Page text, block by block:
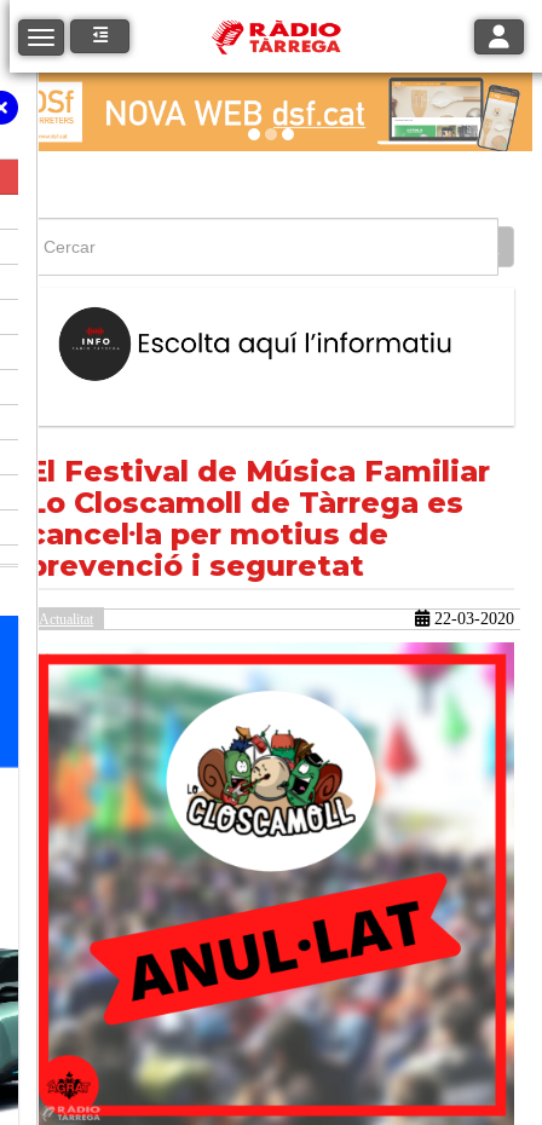
Toggle navigation
El Festival de Música Familiar
Lo Closcamoll de Tàrrega es
cancel·la per motius de
prevenció i seguretat
Actualitat 22-03-2020